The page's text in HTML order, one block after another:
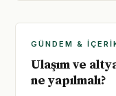
GÜNDEM &
Ulaşım ve
ne yapılmalı?